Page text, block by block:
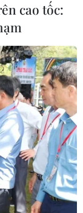
cao tốc: